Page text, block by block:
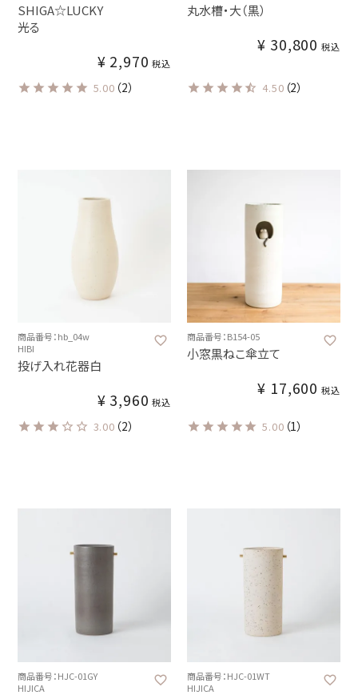
SHIGA☆LUCKY
光る
¥ 2,970 税込
5.00 （2）
丸水槽・大（黒）
¥ 30,800 税込
4.50 （2）
商品番号：hb_04w
HIBI
投げ入れ花器白
¥ 3,960 税込
3.00 （2）
商品番号：B154-05
小窓黒ねこ傘立て
¥ 17,600 税込
5.00 （1）
商品番号：HJC-01GY
HIJICA
商品番号：HJC-01WT
HIJICA